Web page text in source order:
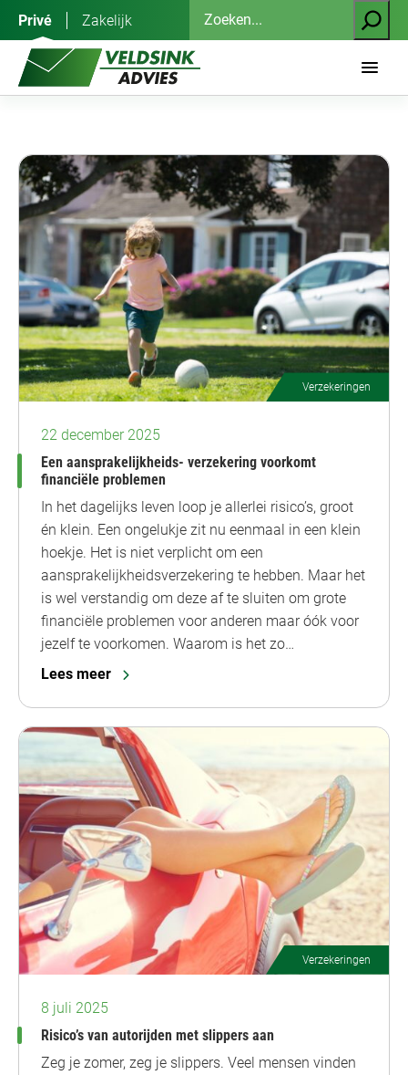
inhoud
Privé Zakelijk
Zoeken
Verzekeringen
22 december 2025
Een aansprakelijkheids- verzekering voorkomt
financiële problemen
In het dagelijks leven loop je allerlei risico’s, groot
én klein. Een ongelukje zit nu eenmaal in een klein
hoekje. Het is niet verplicht om een
aansprakelijkheidsverzekering te hebben. Maar het
is wel verstandig om deze af te sluiten om grote
financiële problemen voor anderen maar óók voor
jezelf te voorkomen. Waarom is het zo…
Lees meer
Verzekeringen
8 juli 2025
Risico’s van autorijden met slippers aan
Zeg je zomer, zeg je slippers. Veel mensen vinden